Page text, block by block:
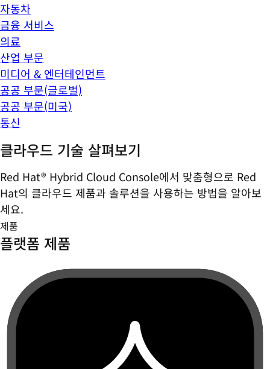
자동차
금융 서비스
의료
산업 부문
미디어 & 엔터테인먼트
공공 부문(글로벌)
공공 부문(미국)
통신
클라우드 기술 살펴보기
Red Hat® Hybrid Cloud Console에서 맞춤형으로 Red
Hat의 클라우드 제품과 솔루션을 사용하는 방법을 알아보
세요.
제품
플랫폼 제품